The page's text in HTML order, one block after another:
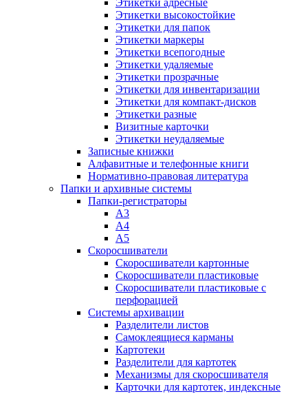
Этикетки адресные
Этикетки высокостойкие
Этикетки для папок
Этикетки маркеры
Этикетки всепогодные
Этикетки удаляемые
Этикетки прозрачные
Этикетки для инвентаризации
Этикетки для компакт-дисков
Этикетки разные
Визитные карточки
Этикетки неудаляемые
Записные книжки
Алфавитные и телефонные книги
Нормативно-правовая литература
Папки и архивные системы
Папки-регистраторы
А3
А4
А5
Скоросшиватели
Скоросшиватели картонные
Скоросшиватели пластиковые
Скоросшиватели пластиковые с
перфорацией
Системы архивации
Разделители листов
Самоклеящиеся карманы
Картотеки
Разделители для картотек
Механизмы для скоросшивателя
Карточки для картотек, индексные